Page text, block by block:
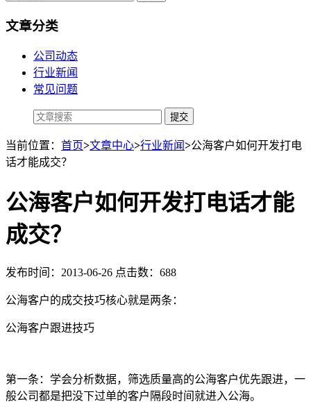
文章分类
公司动态
行业新闻
常见问题
当前位置： 首页>文章中心>行业新闻>公海客户如何开发打电
话才能成交？
公海客户如何开发打电话才能
成交？
发布时间：2013-06-26 点击数：688
公海客户的成交技巧核心就是两条：
公海客户跟进技巧
第一条：学会分析数据，筛选质量高的公海客户优先跟进，一
般公司都是把没下过单的客户隔段时间就进入公海。